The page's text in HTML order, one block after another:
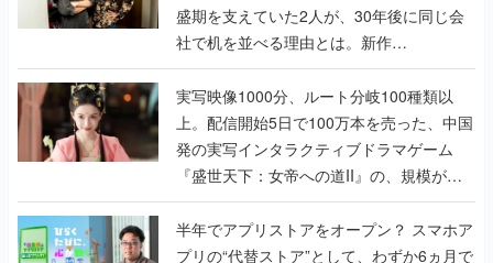
盛期を支えていた2人が、30年後に同じ会
社で机を並べる理由とは。新作
『TATSUJIN EXTREME』で初タッグを組
んだレジェンド2人に訊く開発秘話
実写映像1000分、ルート分岐100種類以
上。配信開始5日で100万本を売った、中国
発の実写インタラクティブドラマゲーム
『盛世天下：女帝への道II』の、規模が違
うこだわりをプロデューサーに聞いた
半年でアプリストアをオープン？ スマホア
プリの“代替ストア”として、わずか6ヵ月で